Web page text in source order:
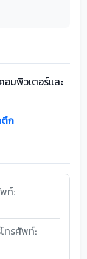
อมพิวเตอร์และ
ตึก
ท์:
ทรศัพท์: